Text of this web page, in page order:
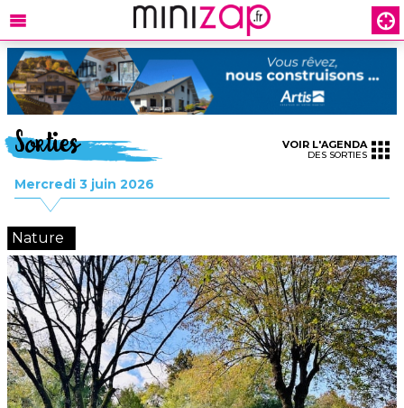
Sorties
Mercredi 3 juin 2026
VOIR L'AGENDA
DES SORTIES
Nature